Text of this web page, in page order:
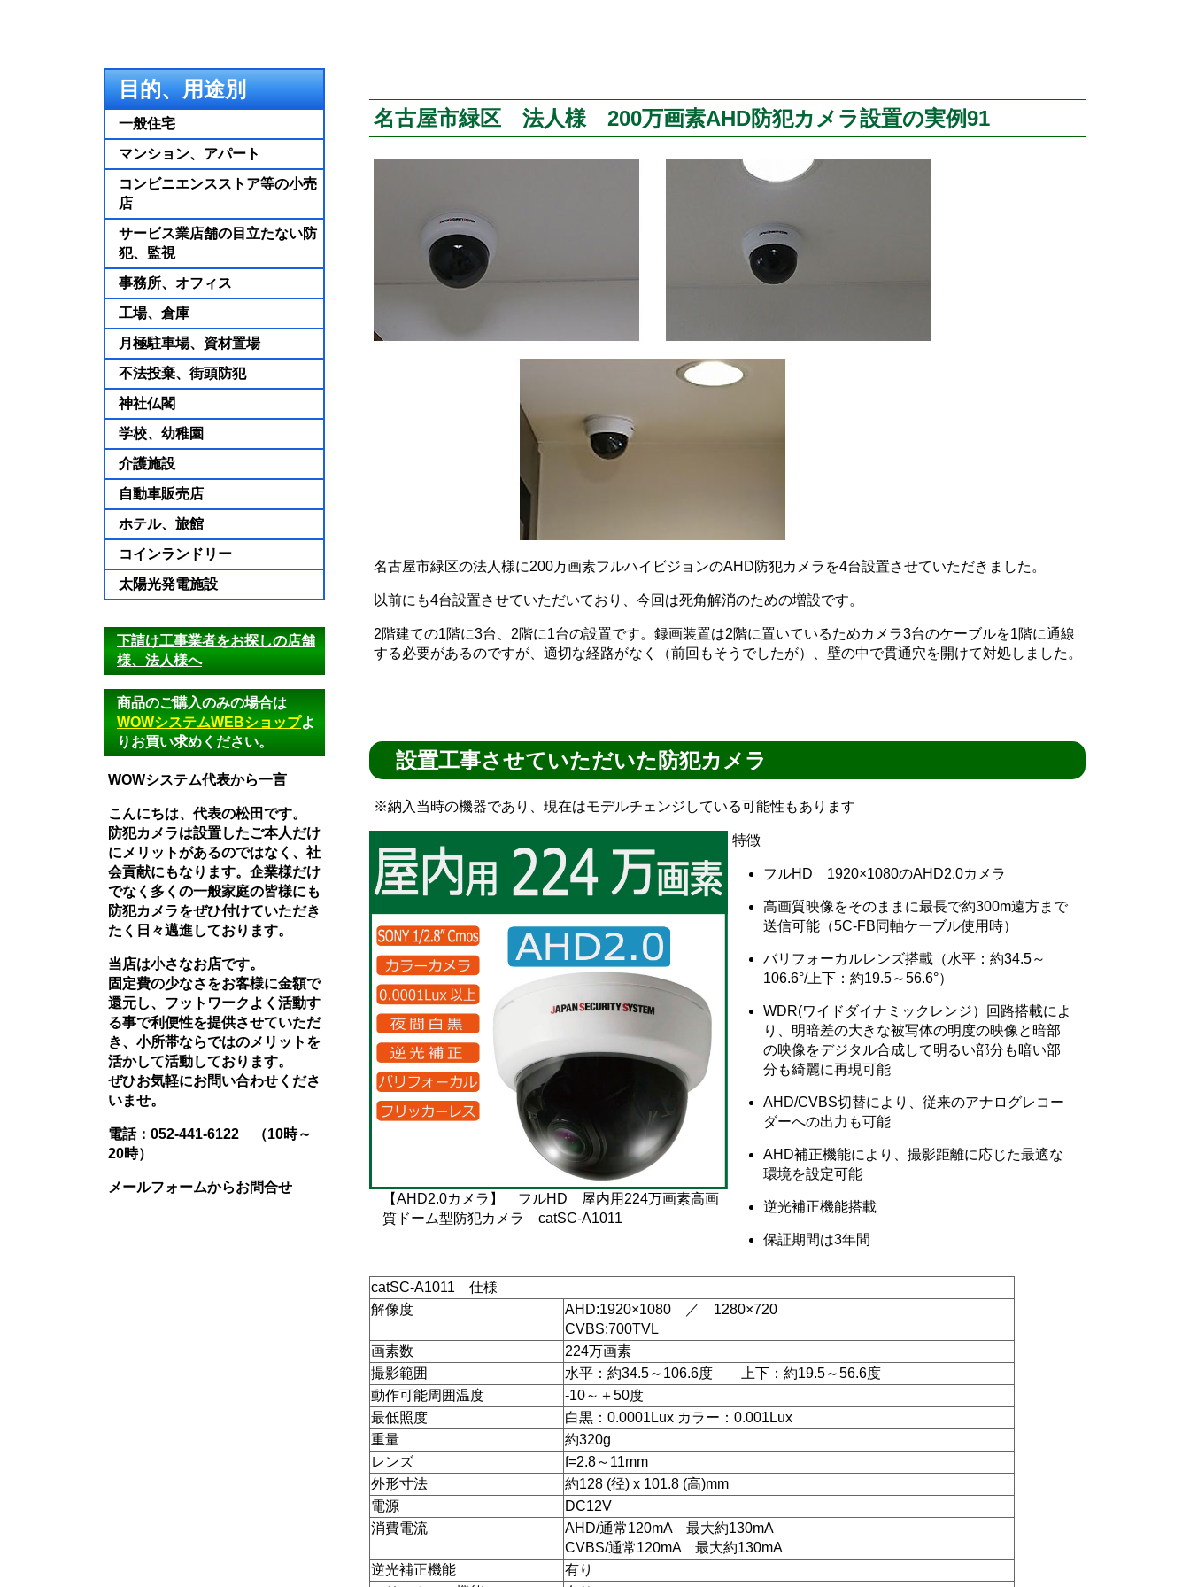
名古屋市緑区 法人様 200万画素AHD防犯カメラ設置の実例91
名古屋市緑区の法人様に200万画素フルハイビジョンのAHD防犯カメラを4台設置させていただきました。
以前にも4台設置させていただいており、今回は死角解消のための増設です。
2階建ての1階に3台、2階に1台の設置です。録画装置は2階に置いているためカメラ3台のケーブルを1階に通線
する必要があるのですが、適切な経路がなく（前回もそうでしたが）、壁の中で貫通穴を開けて対処しました。
設置工事させていただいた防犯カメラ
※納入当時の機器であり、現在はモデルチェンジしている可能性もあります
【AHD2.0カメラ】 フルHD 屋内用224万画素高画
質ドーム型防犯カメラ catSC-A1011
特徴
フルHD 1920×1080のAHD2.0カメラ
高画質映像をそのままに最長で約300m遠方まで
送信可能（5C-FB同軸ケーブル使用時）
バリフォーカルレンズ搭載（水平：約34.5～
106.6°/上下：約19.5～56.6°）
WDR(ワイドダイナミックレンジ）回路搭載によ
り、明暗差の大きな被写体の明度の映像と暗部
の映像をデジタル合成して明るい部分も暗い部
分も綺麗に再現可能
AHD/CVBS切替により、従来のアナログレコー
ダーへの出力も可能
AHD補正機能により、撮影距離に応じた最適な
環境を設定可能
逆光補正機能搭載
保証期間は3年間
catSC-A1011 仕様
解像度
AHD:1920×1080 ／ 1280×720
CVBS:700TVL
画素数
224万画素
撮影範囲
水平：約34.5～106.6度 上下：約19.5～56.6度
動作可能周囲温度
-10～＋50度
最低照度
白黒：0.0001Lux カラー：0.001Lux
重量
約320g
レンズ
f=2.8～11mm
外形寸法
約128 (径) x 101.8 (高)mm
電源
DC12V
消費電流
AHD/通常120mA 最大約130mA
CVBS/通常120mA 最大約130mA
逆光補正機能
有り
目的、用途別
一般住宅
マンション、アパート
コンビニエンスストア等の小売
店
サービス業店舗の目立たない防
犯、監視
事務所、オフィス
工場、倉庫
月極駐車場、資材置場
不法投棄、街頭防犯
神社仏閣
学校、幼稚園
介護施設
自動車販売店
ホテル、旅館
コインランドリー
太陽光発電施設
下請け工事業者をお探しの店舗
様、法人様へ
商品のご購入のみの場合は
WOWシステムWEBショップよ
りお買い求めください。
WOWシステム代表から一言
こんにちは、代表の松田です。
防犯カメラは設置したご本人だけ
にメリットがあるのではなく、社
会貢献にもなります。企業様だけ
でなく多くの一般家庭の皆様にも
防犯カメラをぜひ付けていただき
たく日々邁進しております。
当店は小さなお店です。
固定費の少なさをお客様に金額で
還元し、フットワークよく活動す
る事で利便性を提供させていただ
き、小所帯ならではのメリットを
活かして活動しております。
ぜひお気軽にお問い合わせくださ
いませ。
電話： 052-441-6122 （10時～
20時）
メールフォームからお問合せ